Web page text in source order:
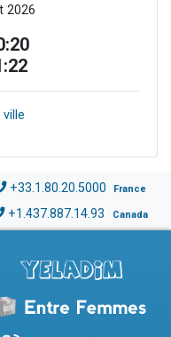
2026
+33.1.80.20.5000 France
+1.437.887.14.93 Canada